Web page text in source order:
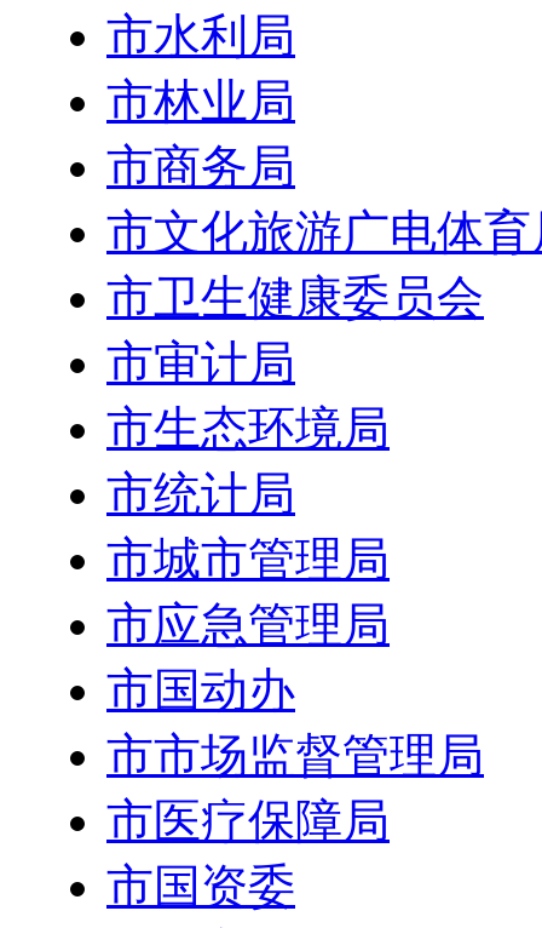
市水利局
市林业局
市商务局
市文化旅游广电体育
市卫生健康委员会
市审计局
市生态环境局
市统计局
市城市管理局
市应急管理局
市国动办
市市场监督管理局
市医疗保障局
市国资委